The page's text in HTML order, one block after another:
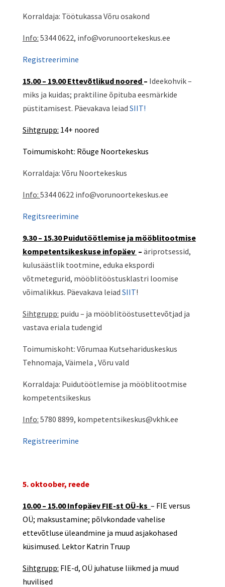
Korraldaja: Töötukassa Võru osakond
Info: 5344 0622, info@vorunoortekeskus.ee
Registreerimine
15.00 – 19.00 Ettevõtlikud noored – Ideekohvik –
miks ja kuidas; praktiline õpituba eesmärkide
püstitamisest. Päevakava leiad SIIT!
Sihtgrupp: 14+ noored
Toimumiskoht: Rõuge Noortekeskus
Korraldaja: Võru Noortekeskus
Info: 5344 0622 info@vorunoortekeskus.ee
Regitsreerimine
9.30 – 15.30 Puidutöötlemise ja mööblitootmise
kompetentsikeskuse infopäev – äriprotsessid,
kulusäästlik tootmine, eduka ekspordi
võtmetegurid, mööblitööstusklastri loomise
võimalikkus. Päevakava leiad SIIT!
Sihtgrupp: puidu – ja mööblitööstusettevõtjad ja
vastava eriala tudengid
Toimumiskoht: Võrumaa Kutsehariduskeskus
Tehnomaja, Väimela , Võru vald
Korraldaja: Puidutöötlemise ja mööblitootmise
kompetentsikeskus
Info: 5780 8899, kompetentsikeskus@vkhk.ee
Registreerimine
5. oktoober, reede
10.00 – 15.00 Infopäev FIE-st OÜ-ks – FIE versus
OÜ; maksustamine; põlvkondade vahelise
ettevõtluse üleandmine ja muud asjakohased
küsimused. Lektor Katrin Truup
Sihtgrupp: FIE-d, OÜ juhatuse liikmed ja muud
huvilised